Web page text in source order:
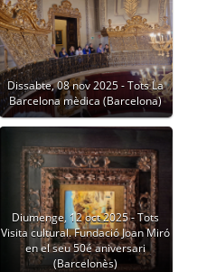
Dissabte, 08 nov 2025 - Tots La
Barcelona mèdica (Barcelona)
Diumenge, 12 oct 2025 - Tots
Visita cultural. Fundació Joan Miró
en el seu 50é aniversari
(Barcelonès)